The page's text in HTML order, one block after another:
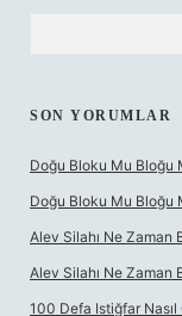
SON YORUMLAR
Doğu Bloku Mu Bloğu
Doğu Bloku Mu Bloğu
Alev Silahı Ne Zaman
Alev Silahı Ne Zaman
100 Defa Istiğfar